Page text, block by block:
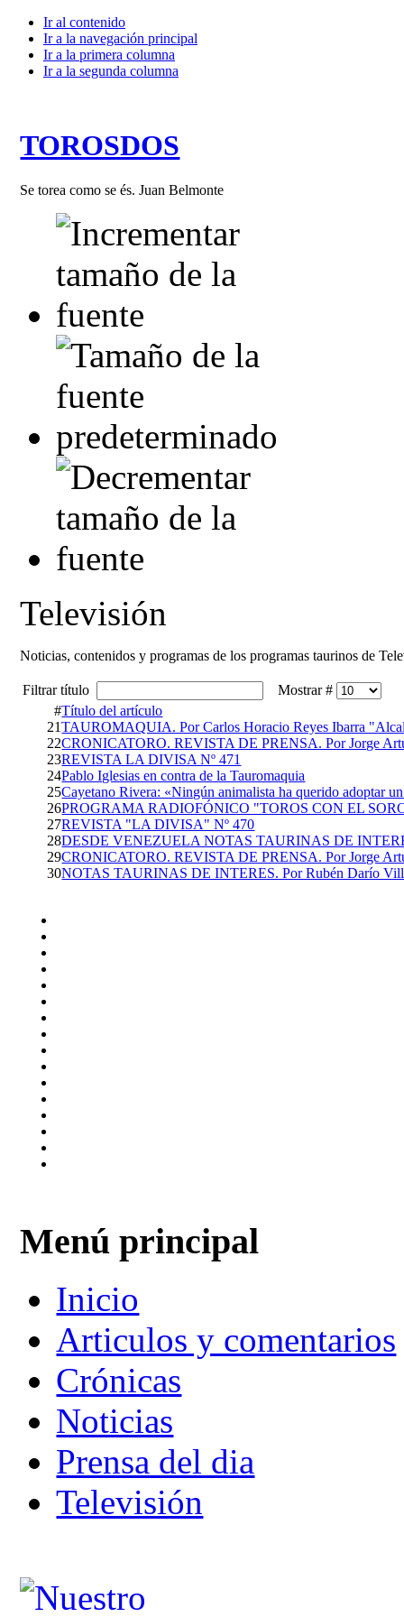
Ir al contenido
Ir a la navegación principal
Ir a la primera columna
Ir a la segunda columna
TOROSDOS
Se torea como se és. Juan Belmonte
Televisión
Noticias, contenidos y programas de los programas taurinos de
Filtrar título
Mostrar #
#Título del artículo
21TAUROMAQUIA. Por Carlos Horacio Reyes Ibarra
22CRONICATORO. REVISTA DE PRENSA. Por Jorge
23REVISTA LA DIVISA Nº 471
24Pablo Iglesias en contra de la Tauromaquia
25Cayetano Rivera: «Ningún animalista ha querido adoptar
26PROGRAMA RADIOFÓNICO "TOROS CON EL
27REVISTA "LA DIVISA" Nº 470
28DESDE VENEZUELA NOTAS TAURINAS DE
29CRONICATORO. REVISTA DE PRENSA. Por Jorge
30NOTAS TAURINAS DE INTERES. Por Rubén Darío
Menú principal
Inicio
Articulos y comentarios
Crónicas
Noticias
Prensa del dia
Televisión